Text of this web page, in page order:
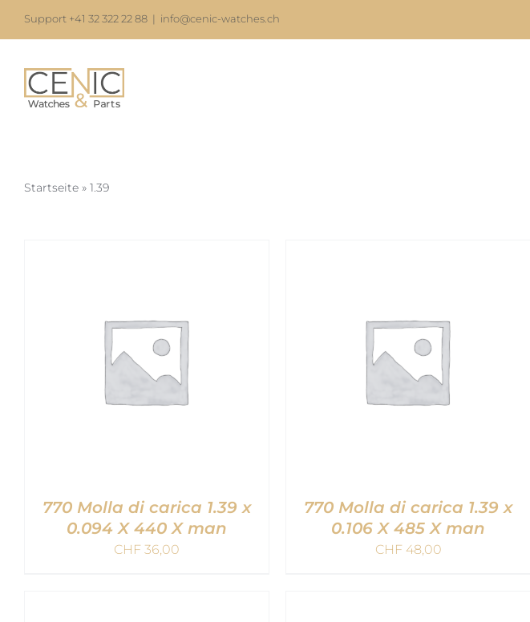
Support +41 32 322 22 88 info@cenic-watches.ch
Startseite » 1.39
770 Molla di carica 1.39 x
0.094 X 440 X man
CHF 36,00
770 Molla di carica 1.39 x
0.106 X 485 X man
CHF48,00